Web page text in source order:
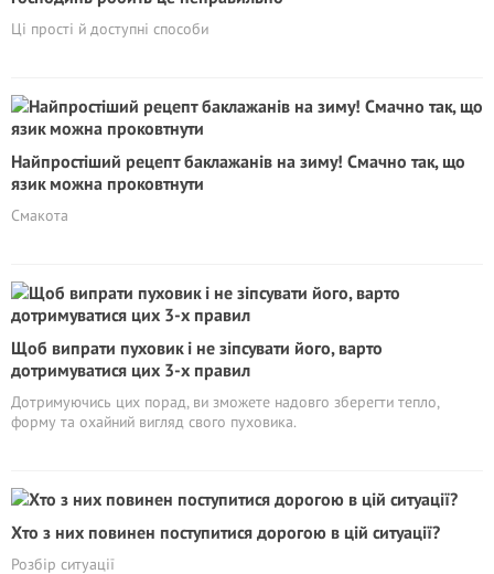
Ці прості й доступні способи
Найпростіший рецепт баклажанів на зиму! Смачно так, що
язик можна проковтнути
Смакота
Щоб випрати пуховик і не зіпсувати його, варто
дотримуватися цих 3-х правил
Дотримуючись цих порад, ви зможете надовго зберегти тепло,
форму та охайний вигляд свого пуховика.
Хто з них повинен поступитися дорогою в цій ситуації?
Розбір ситуації